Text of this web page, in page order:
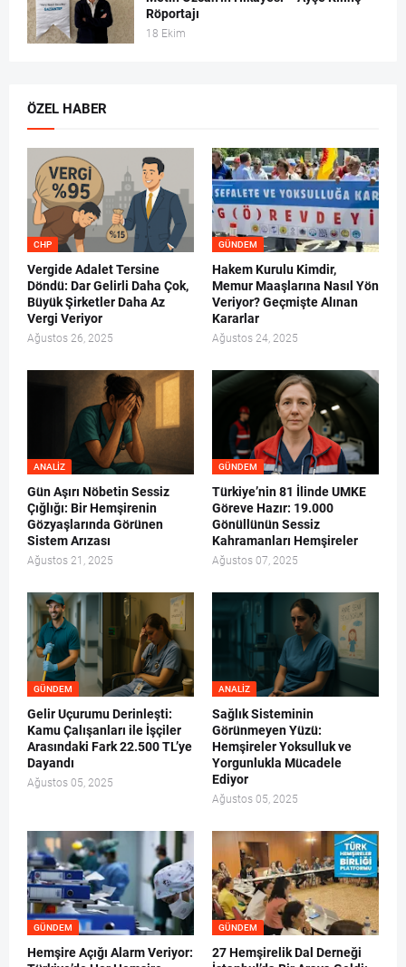
Röportajı
18 Ekim
ÖZEL HABER
CHP
Vergide Adalet Tersine
Döndü: Dar Gelirli Daha Çok,
Büyük Şirketler Daha Az
Vergi Veriyor
Ağustos 26, 2025
GÜNDEM
Hakem Kurulu Kimdir,
Memur Maaşlarına Nasıl Yön
Veriyor? Geçmişte Alınan
Kararlar
Ağustos 24, 2025
ANALIZ
Gün Aşırı Nöbetin Sessiz
Çığlığı: Bir Hemşirenin
Gözyaşlarında Görünen
Sistem Arızası
Ağustos 21, 2025
GÜNDEM
Türkiye’nin 81 İlinde UMKE
Göreve Hazır: 19.000
Gönüllünün Sessiz
Kahramanları Hemşireler
Ağustos 07, 2025
GÜNDEM
Gelir Uçurumu Derinleşti:
Kamu Çalışanları ile İşçiler
Arasındaki Fark 22.500 TL’ye
Dayandı
Ağustos 05, 2025
ANALIZ
Sağlık Sisteminin
Görünmeyen Yüzü:
Hemşireler Yoksulluk ve
Yorgunlukla Mücadele
Ediyor
Ağustos 05, 2025
GÜNDEM
Hemşire Açığı Alarm Veriyor:
GÜNDEM
27 Hemşirelik Dal Derneği